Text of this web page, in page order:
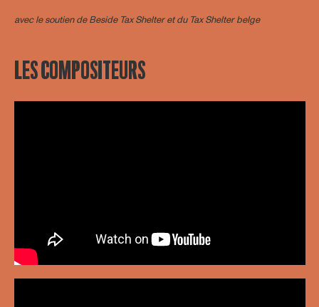
avec le soutien deBeside Tax Shelteret du Tax Shelter belge
LES COMPOSITEURS